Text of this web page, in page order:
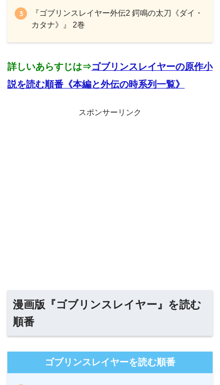
『ゴブリンスレイヤー外伝2 鍔鳴の太刀《ダイ・
カタナ》』 2巻
詳しいあらすじは⇒ゴブリンスレイヤーの原作小
説を読む順番《本編と外伝の時系列一覧》
スポンサーリンク
漫画版『ゴブリンスレイヤー』を読む
順番
ゴブリンスレイヤーを読む順番